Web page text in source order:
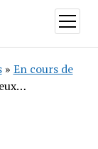
ouvrir
menu
» En cours de